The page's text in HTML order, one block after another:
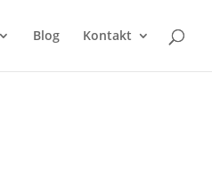
Blog Kontakt